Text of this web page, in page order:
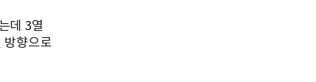
데 3열
방향으로